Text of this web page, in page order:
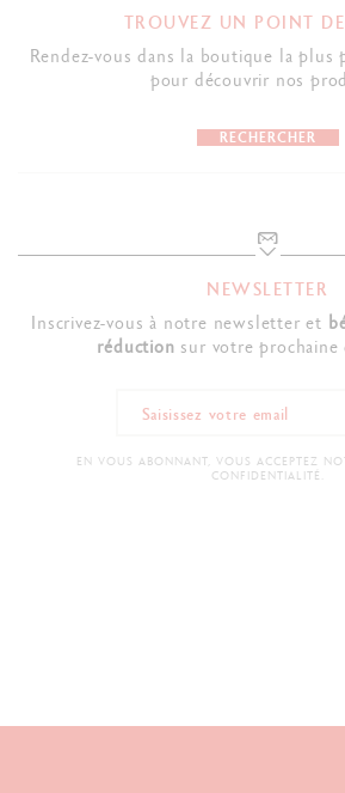
TROUVEZ UN POINT
Rendez-vous dans la boutique la plus
pour découvrir nos
RECHERCHER
NEWSLETTER
Inscrivez-vous à notre newsletter et
réduction sur votre prochaine
EN VOUS ABONNANT, VOUS ACCEPTEZ
CONFIDENTIALITÉ.